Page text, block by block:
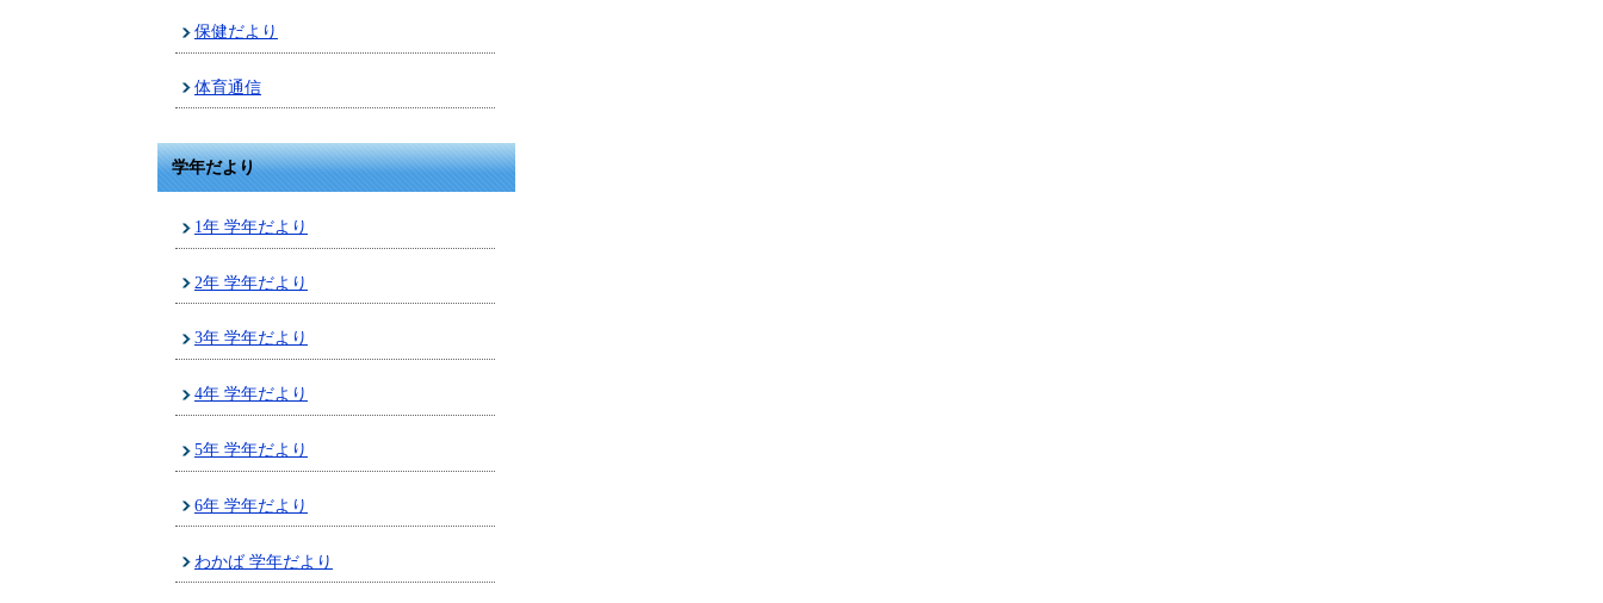
保健だより
体育通信
学年だより
1年 学年だより
2年 学年だより
3年 学年だより
4年 学年だより
5年 学年だより
6年 学年だより
わかば 学年だより